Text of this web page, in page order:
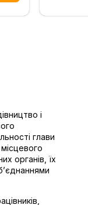
і
глави
органів, їх